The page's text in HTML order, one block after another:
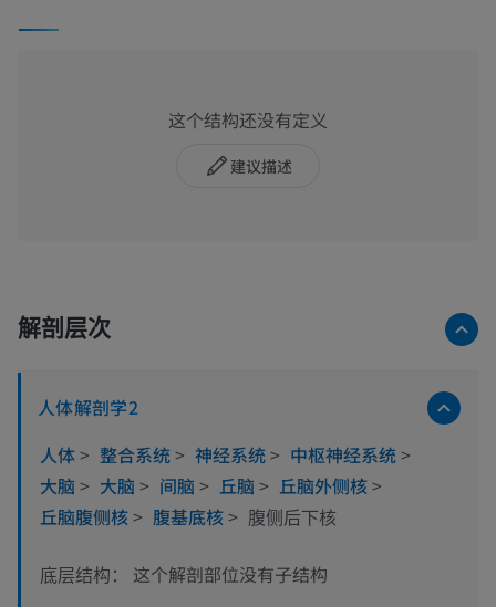
这个结构还没有定义
建议描述
解剖层次
人体解剖学2
人体> 整合系统> 神经系统> 中枢神经系统>
大脑 > 大脑 > 间脑 > 丘脑 > 丘脑外侧核>
丘脑腹侧核> 腹基底核> 腹侧后下核
底层结构： 这个解剖部位没有子结构